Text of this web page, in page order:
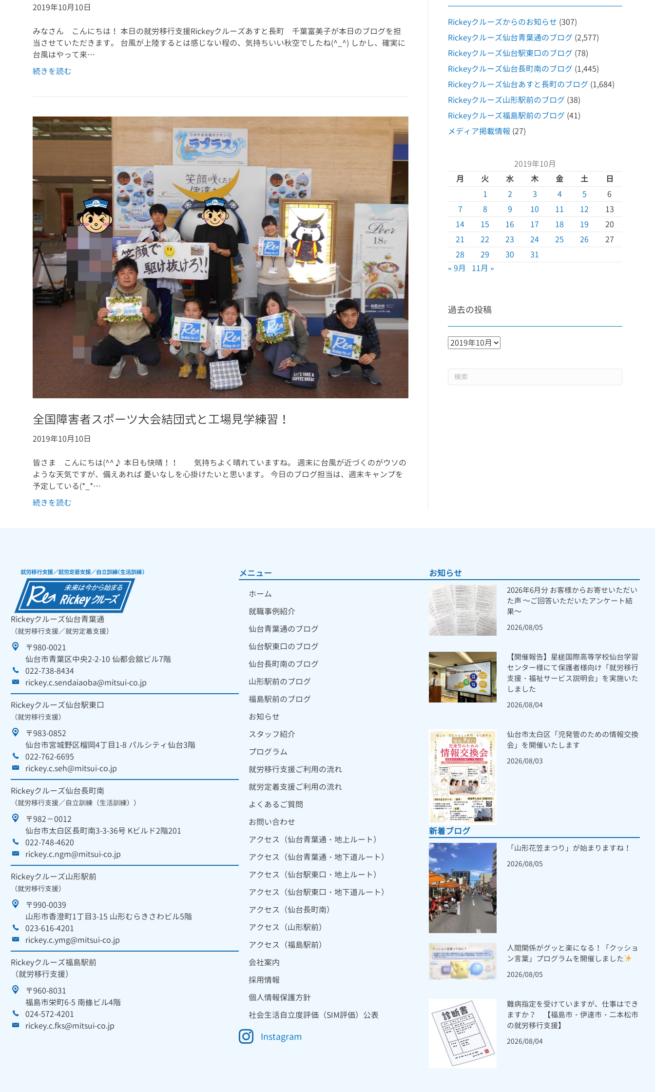
2019年10月10日
みなさん こんにちは！ 本日の就労移行支援Rickeyクルーズあすと長町 千葉富美子が本日のブログを担
当させていただきます。 台風が上陸するとは感じない程の、気持ちいい秋空でしたね(^_^) しかし、確実に
台風はやって来…
続きを読む
全国障害者スポーツ大会結団式と工場見学練習！
2019年10月10日
皆さま こんにちは(^^♪ 本日も快晴！！ 気持ちよく晴れていますね。 週末に台風が近づくのがウソの
ような天気ですが、備えあれば 憂いなしを心掛けたいと思います。 今日のブログ担当は、週末キャンプを
予定している(*_*…
続きを読む
Rickeyクルーズからのお知らせ (307)
Rickeyクルーズ仙台青葉通のブログ (2,577)
Rickeyクルーズ仙台駅東口のブログ (78)
Rickeyクルーズ仙台長町南のブログ (1,445)
Rickeyクルーズ仙台あすと長町のブログ (1,684)
Rickeyクルーズ山形駅前のブログ (38)
Rickeyクルーズ福島駅前のブログ (41)
メディア掲載情報 (27)
2019年10月
月
火 水 木 金 土
日
1
2 3 4 5
6
7
8 9 10 11 12
13
14
15 16 17 18 19
20
21
22 23 24 25 26
27
28
29 30
31
« 9月
11月 »
過去の投稿
過
投
Rickeyクルーズ仙台青葉通
（就労移行支援／就労定着支援）
〒980-0021
仙台市青葉区中央2-2-10 仙都会舘ビル7階
022-738-8434
rickey.c.sendaiaoba@mitsui-co.jp
Rickeyクルーズ仙台駅東口
（就労移行支援）
〒983-0852
仙台市宮城野区榴岡4丁目1-8 パルシティ仙台3階
022-762-6695
rickey.c.seh@mitsui-co.jp
Rickeyクルーズ仙台長町南
（就労移行支援／自立訓練（生活訓練））
〒982－0012
仙台市太白区長町南3-3-36号 Kビルド2階201
022-748-4620
rickey.c.ngm@mitsui-co.jp
Rickeyクルーズ山形駅前
（就労移行支援）
〒990-0039
山形市香澄町1丁目3-15 山形むらきさわビル5階
023-616-4201
rickey.c.ymg@mitsui-co.jp
Rickeyクルーズ福島駅前
（就労移行支援）
〒960-8031
福島市栄町6-5 南條ビル4階
024-572-4201
rickey.c.fks@mitsui-co.jp
メニュー
ホーム
就職事例紹介
仙台青葉通のブログ
仙台駅東口のブログ
仙台長町南のブログ
山形駅前のブログ
福島駅前のブログ
お知らせ
スタッフ紹介
プログラム
就労移行支援ご利用の流れ
就労定着支援ご利用の流れ
よくあるご質問
お問い合わせ
アクセス（仙台青葉通・地上ルート）
アクセス（仙台青葉通・地下道ルート）
アクセス（仙台駅東口・地上ルート）
アクセス（仙台駅東口・地下道ルート）
アクセス（仙台長町南）
アクセス（山形駅前）
アクセス（福島駅前）
会社案内
採用情報
個人情報保護方針
社会生活自立度評価（SIM評価）公表
Instagram
お知らせ
2026年6月分 お客様からお寄せいただい
た声 ～ご回答いただいたアンケート結
果～
2026/08/05
【開催報告】星槎国際高等学校仙台学習
センター様にて保護者様向け「就労移行
支援・福祉サービス説明会」を実施いた
しました
2026/08/04
仙台市太白区「児発管のための情報交換
会」を開催いたします
2026/08/03
新着ブログ
「山形花笠まつり」が始まりますね！
2026/08/05
人間関係がグッと楽になる！「クッショ
ン言葉」プログラムを開催しました
2026/08/05
難病指定を受けていますが、仕事はでき
ますか？ 【福島市・伊達市・二本松市
の就労移行支援】
2026/08/04